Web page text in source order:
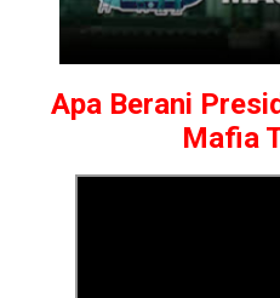
Apa Berani
Mafia